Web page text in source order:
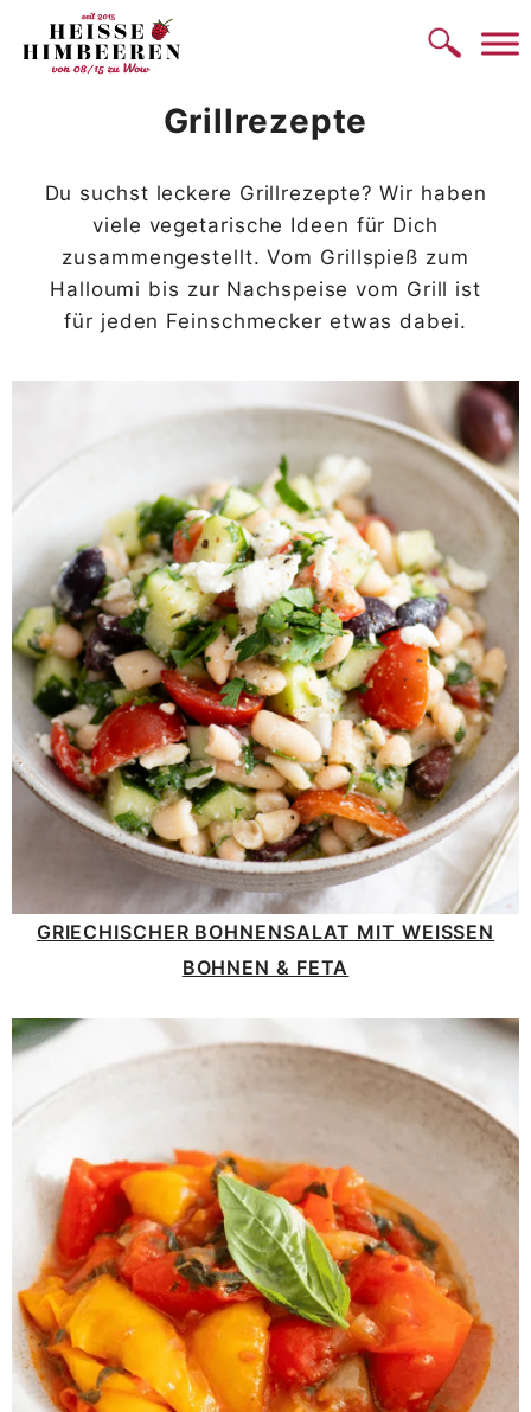
Zum
Inhalt
Grillrezepte
Du suchst leckere Grillrezepte? Wir haben
viele vegetarische Ideen für Dich
zusammengestellt. Vom Grillspieß zum
Halloumi bis zur Nachspeise vom Grill ist
für jeden Feinschmecker etwas dabei.
GRIECHISCHER BOHNENSALAT MIT WEISSEN B
OHNEN & FETA